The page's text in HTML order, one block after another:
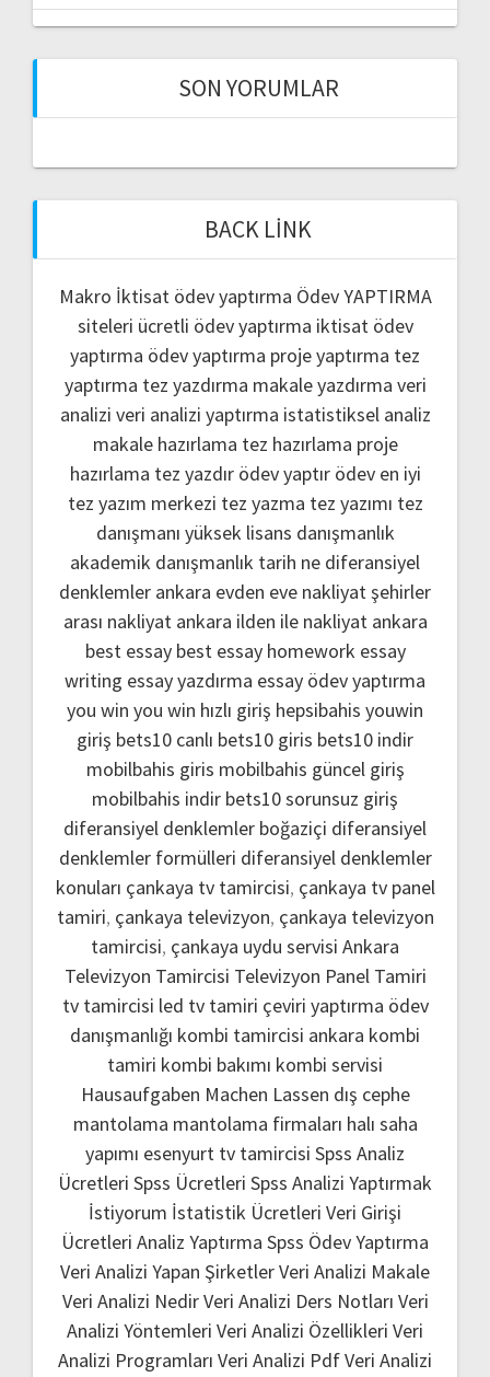
SON YORUMLAR
BACK LINK
Makro İktisat ödev yaptırma Ödev YAPTIRMA
siteleri ücretli ödev yaptırma iktisat ödev
yaptırma ödev yaptırma proje yaptırma tez
yaptırma tez yazdırma makale yazdırma veri
analizi veri analizi yaptırma istatistiksel analiz
makale hazırlama tez hazırlama proje
hazırlama tez yazdır ödev yaptır ödev en iyi
tez yazım merkezi tez yazma tez yazımı tez
danışmanı yüksek lisans danışmanlık
akademik danışmanlık tarih ne diferansiyel
denklemler ankara evden eve nakliyatşehirler
arası nakliyat ankara ilden ile nakliyat ankara
best essay best essay homework essay
writing essay yazdırma essay ödev yaptırma
you win you win hızlı giriş hepsibahis youwin
giriş bets10 canlı bets10 giris bets10 indir
mobilbahis giris mobilbahis güncel giriş
mobilbahis indir bets10 sorunsuz giriş
diferansiyel denklemler boğaziçi diferansiyel
denklemler formülleri diferansiyel denklemler
konuları çankaya tv tamircisi, çankaya tv panel
tamiri, çankaya televizyon, çankaya televizyon
tamircisi, çankaya uydu servisi Ankara
Televizyon Tamircisi Televizyon Panel Tamiri
tv tamircisi led tv tamiri çeviri yaptırma ödev
danışmanlığı kombi tamircisi ankara kombi
tamiri kombi bakımı kombi servisi
Hausaufgaben Machen Lassen dış cephe
mantolama mantolama firmaları halı saha
yapımı esenyurt tv tamircisi Spss Analiz
Ücretleri Spss Ücretleri Spss Analizi Yaptırmak
İstiyorum İstatistik Ücretleri Veri Girişi
Ücretleri Analiz Yaptırma Spss Ödev Yaptırma
Veri Analizi Yapan ŞirketlerVeri Analizi Makale
Veri Analizi NedirVeri Analizi Ders Notları Veri
Analizi Yöntemleri Veri Analizi Özellikleri Veri
Analizi Programları Veri Analizi PdfVeri Analizi